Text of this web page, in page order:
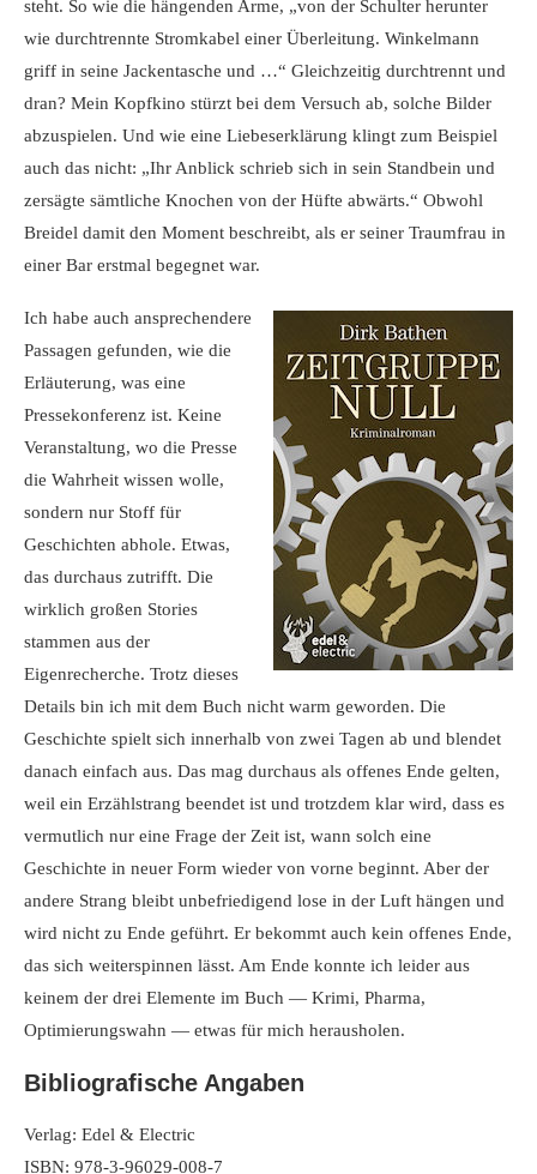
steht. So wie die hängenden Arme, „von der Schulter herunter
wie durchtrennte Stromkabel einer Überleitung. Winkelmann
griff in seine Jackentasche und …“ Gleichzeitig durchtrennt und
dran? Mein Kopfkino stürzt bei dem Versuch ab, solche Bilder
abzuspielen. Und wie eine Liebeserklärung klingt zum Beispiel
auch das nicht: „Ihr Anblick schrieb sich in sein Standbein und
zersägte sämtliche Knochen von der Hüfte abwärts.“ Obwohl
Breidel damit den Moment beschreibt, als er seiner Traumfrau in
einer Bar erstmal begegnet war.
Ich habe auch ansprechendere
Passagen gefunden, wie die
Erläuterung, was eine
Pressekonferenz ist. Keine
Veranstaltung, wo die Presse
die Wahrheit wissen wolle,
sondern nur Stoff für
Geschichten abhole. Etwas,
das durchaus zutrifft. Die
wirklich großen Stories
stammen aus der
Eigenrecherche. Trotz dieses
Details bin ich mit dem Buch nicht warm geworden. Die
Geschichte spielt sich innerhalb von zwei Tagen ab und blendet
danach einfach aus. Das mag durchaus als offenes Ende gelten,
weil ein Erzählstrang beendet ist und trotzdem klar wird, dass es
vermutlich nur eine Frage der Zeit ist, wann solch eine
Geschichte in neuer Form wieder von vorne beginnt. Aber der
andere Strang bleibt unbefriedigend lose in der Luft hängen und
wird nicht zu Ende geführt. Er bekommt auch kein offenes Ende,
das sich weiterspinnen lässt. Am Ende konnte ich leider aus
keinem der drei Elemente im Buch — Krimi, Pharma,
Optimierungswahn — etwas für mich herausholen.
Bibliografische Angaben
Verlag: Edel & Electric
ISBN: 978-3-96029-008-7